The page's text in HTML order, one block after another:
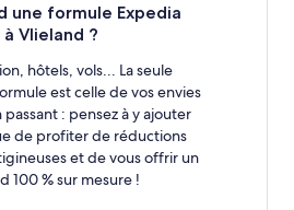
une formule Expedia
Vlieland ?
hôtels, vols... La seule
est celle de vos envies
passant : pensez à y ajouter
de profiter de réductions
et de vous offrir un
100 % sur mesure !